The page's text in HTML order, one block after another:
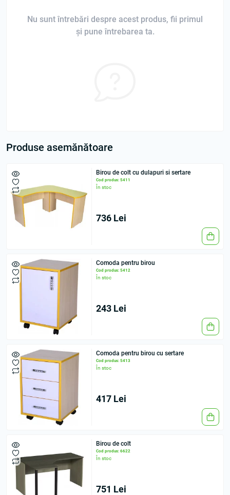
Nu sunt întrebări despre acest produs, fii primul
și pune întrebarea ta.
Produse asemănătoare
Birou de colt cu dulapuri si sertare
Cod produs: 5411
În stoc
736 Lei
Comoda pentru birou
Cod produs: 5412
În stoc
243 Lei
Comodа pentru birou cu sertare
Cod produs: 5413
În stoc
417 Lei
Birou de colt
Cod produs: 6622
În stoc
751 Lei